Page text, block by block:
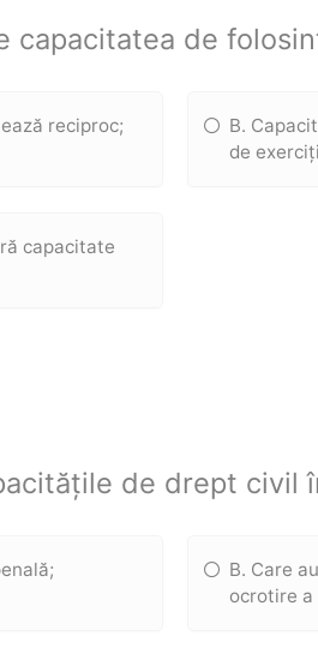
capacitatea de
reciproc;
B.
de
capacitate
de drept civil
B. Care
ocrotire a